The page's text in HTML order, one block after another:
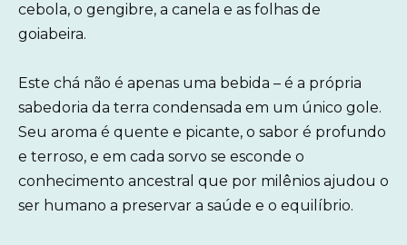
cebola, o gengibre, a canela e as folhas de
goiabeira.
Este chá não é apenas uma bebida – é a própria
sabedoria da terra condensada em um único gole.
Seu aroma é quente e picante, o sabor é profundo
e terroso, e em cada sorvo se esconde o
conhecimento ancestral que por milênios ajudou o
ser humano a preservar a saúde e o equilíbrio.